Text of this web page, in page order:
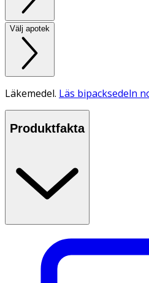
Välj apotek
Läkemedel. Läs bipacksedeln
Produktfakta